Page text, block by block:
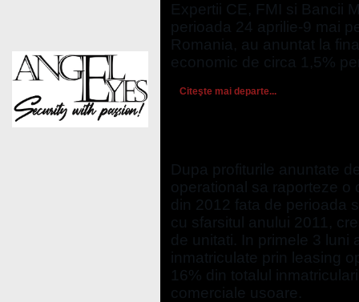
Expertii CE, FMI si Bancii
perioada 24 aprilie-9 mai
Romania, au anuntat la
economic de circa 1,5%
Citeşte mai departe...
Dupa profiturile anuntate
operational sa raporteze o
din 2012 fata de perioada
cu sfarsitul anului 2011,
de unitati. In primele 3 luni
inmatriculate prin leasing
16% din totalul
comerciale usoare.